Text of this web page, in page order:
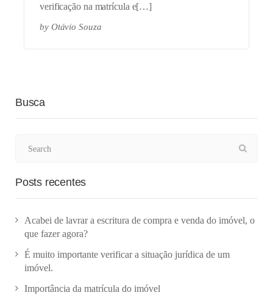
verificação na matrícula e[…]
by Otávio Souza
Busca
Posts recentes
Acabei de lavrar a escritura de compra e venda do imóvel, o
que fazer agora?
É muito importante verificar a situação jurídica de um
imóvel.
Importância da matrícula do imóvel